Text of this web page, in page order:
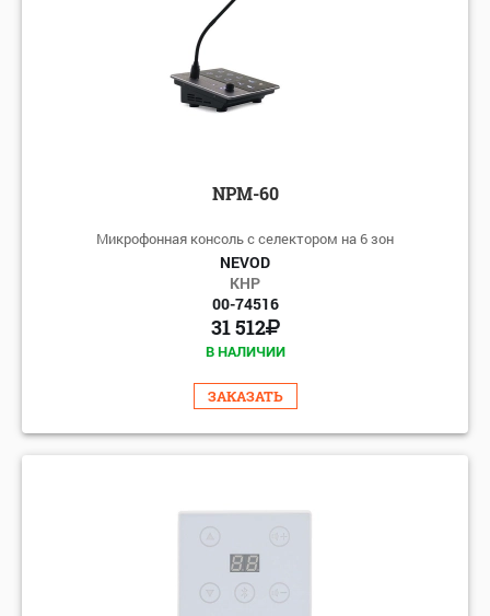
NPM-60
Микрофонная консоль с селектором на 6 зон
NEVOD
КНР
00-74516
31 512
В НАЛИЧИИ
ЗАКАЗАТЬ